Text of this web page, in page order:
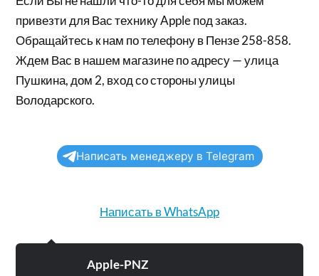
привезти для Вас технику Apple под заказ.
Обращайтесь к нам по телефону в Пензе 258-858.
Ждем Вас в нашем магазине по адресу — улица
Пушкина, дом 2, вход со стороны улицы
Володарского.
Написать менеджеру в Telegram
Написать в WhatsApp
Apple-PNZ